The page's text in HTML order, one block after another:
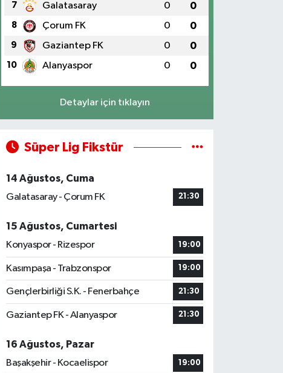
7 Galatasaray 0 0
8 Çorum FK 0 0
9 Gaziantep FK 0 0
10 Alanyaspor 0 0
Detaylar için tıklayın
Süper Lig Fikstür
14 Ağustos, Cuma
Galatasaray - Çorum FK
21:30
15 Ağustos, Cumartesi
Konyaspor - Rizespor
19:00
Kasımpaşa - Trabzonspor 19:00
Gençlerbirliği S.K. - Fenerbahçe 21:30
Gaziantep FK - Alanyaspor 21:30
16 Ağustos, Pazar
Başakşehir - Kocaelispor
19:00